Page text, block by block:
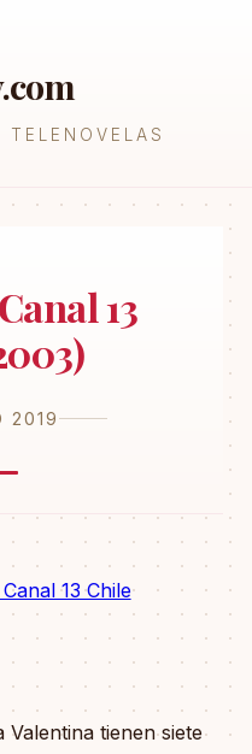
13
2019
13 Chile
Valentina tienen siete